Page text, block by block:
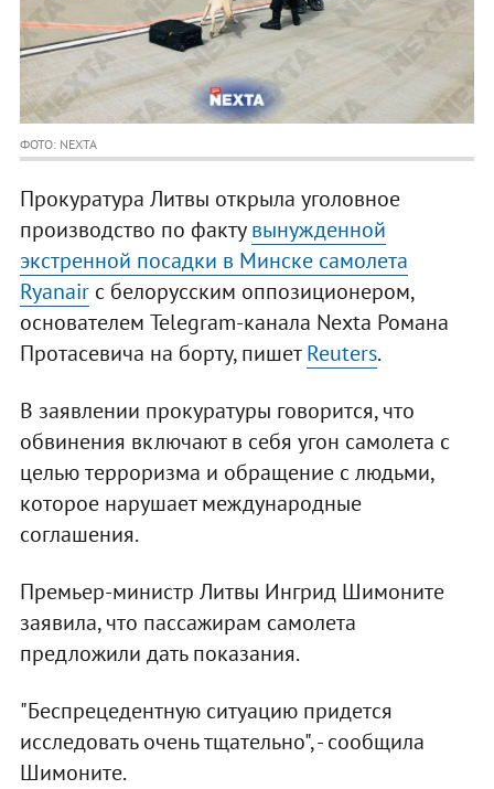
ФОТО: NEXTA
Прокуратура Литвы открыла уголовное
производство по фактувынужденной
экстренной посадки в Минске самолета
Ryanairс белорусским оппозиционером,
основателем Telegram-канала Nexta Романа
Протасевича на борту, пишетReuters.
В заявлении прокуратуры говорится, что
обвинения включают в себя угон самолета с
целью терроризма и обращение с людьми,
которое нарушает международные
соглашения.
Премьер-министр Литвы Ингрид Шимоните
заявила, что пассажирам самолета
предложили дать показания.
"Беспрецедентную ситуацию придется
исследовать очень тщательно", - сообщила
Шимоните.